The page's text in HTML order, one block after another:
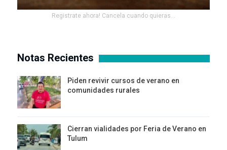
Registrate ahora! Cancela cuando quieras...
Notas Recientes
Piden revivir cursos de verano en
comunidades rurales
Cierran vialidades por Feria de Verano en
Tulum